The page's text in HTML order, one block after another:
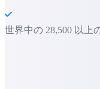
世界中の 28,500 以上